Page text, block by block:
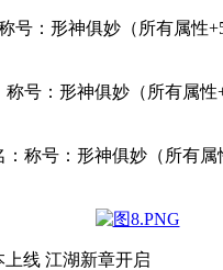
号：形神俱妙（所有属性
称号：形神俱妙（所有属性
：称号：形神俱妙（所有
上线 江湖新章开启